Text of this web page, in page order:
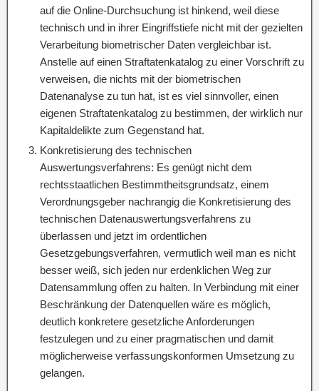
auf die Online-Durchsuchung ist hinkend, weil diese
technisch und in ihrer Eingriffstiefe nicht mit der gezielten
Verarbeitung biometrischer Daten vergleichbar ist.
Anstelle auf einen Straftatenkatalog zu einer Vorschrift zu
verweisen, die nichts mit der biometrischen
Datenanalyse zu tun hat, ist es viel sinnvoller, einen
eigenen Straftatenkatalog zu bestimmen, der wirklich nur
Kapitaldelikte zum Gegenstand hat.
Konkretisierung des technischen
Auswertungsverfahrens: Es genügt nicht dem
rechtsstaatlichen Bestimmtheitsgrundsatz, einem
Verordnungsgeber nachrangig die Konkretisierung des
technischen Datenauswertungsverfahrens zu
überlassen und jetzt im ordentlichen
Gesetzgebungsverfahren, vermutlich weil man es nicht
besser weiß, sich jeden nur erdenklichen Weg zur
Datensammlung offen zu halten. In Verbindung mit einer
Beschränkung der Datenquellen wäre es möglich,
deutlich konkretere gesetzliche Anforderungen
festzulegen und zu einer pragmatischen und damit
möglicherweise verfassungskonformen Umsetzung zu
gelangen.